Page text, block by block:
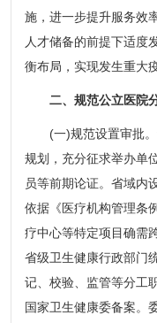
施，进一步提升服务效
人才储备的前提下适度
衡布局，实现发生重大
二、规范公立医院
(一)规范设置审批。
规划，充分征求举办单
员等前期论证。省域内
依据《医疗机构管理条
疗中心等特定项目确需
省级卫生健康行政部门
记、校验、监管等分工
国家卫生健康委备案。